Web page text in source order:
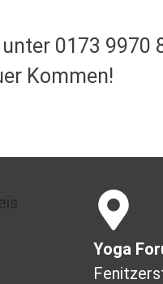
0173 9970
Kommen!
Yoga